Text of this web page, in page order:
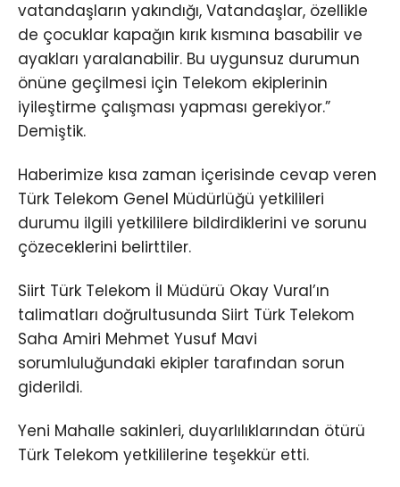
vatandaşların yakındığı, Vatandaşlar, özellikle
de çocuklar kapağın kırık kısmına basabilir ve
ayakları yaralanabilir. Bu uygunsuz durumun
önüne geçilmesi için Telekom ekiplerinin
iyileştirme çalışması yapması gerekiyor.”
Demiştik.
Haberimize kısa zaman içerisinde cevap veren
Türk Telekom Genel Müdürlüğü yetkilileri
durumu ilgili yetkililere bildirdiklerini ve sorunu
çözeceklerini belirttiler.
Siirt Türk Telekom İl Müdürü Okay Vural’ın
talimatları doğrultusunda Siirt Türk Telekom
Saha Amiri Mehmet Yusuf Mavi
sorumluluğundaki ekipler tarafından sorun
giderildi.
Yeni Mahalle sakinleri, duyarlılıklarından ötürü
Türk Telekom yetkililerine teşekkür etti.